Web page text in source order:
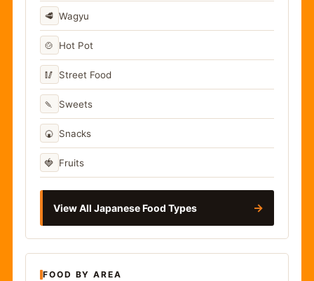
🥩 Wagyu
🍲 Hot Pot
🥢 Street Food
🍡 Sweets
🍘 Snacks
🍓 Fruits
View All Japanese Food Types →
FOOD BY AREA